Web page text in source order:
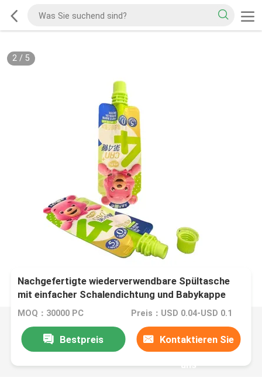
2/ 5
Nachgefertigte wiederverwendbare Spültasche
mit einfacher Schalendichtung und Babykappe
MOQ：30000 PC Preis：USD 0.04-USD 0.1
Bestpreis Kontaktieren Sie
uns